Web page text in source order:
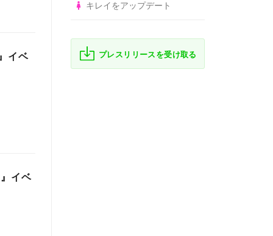
イベ
イベ
キレイをアップデート
プレスリリースを受け取る